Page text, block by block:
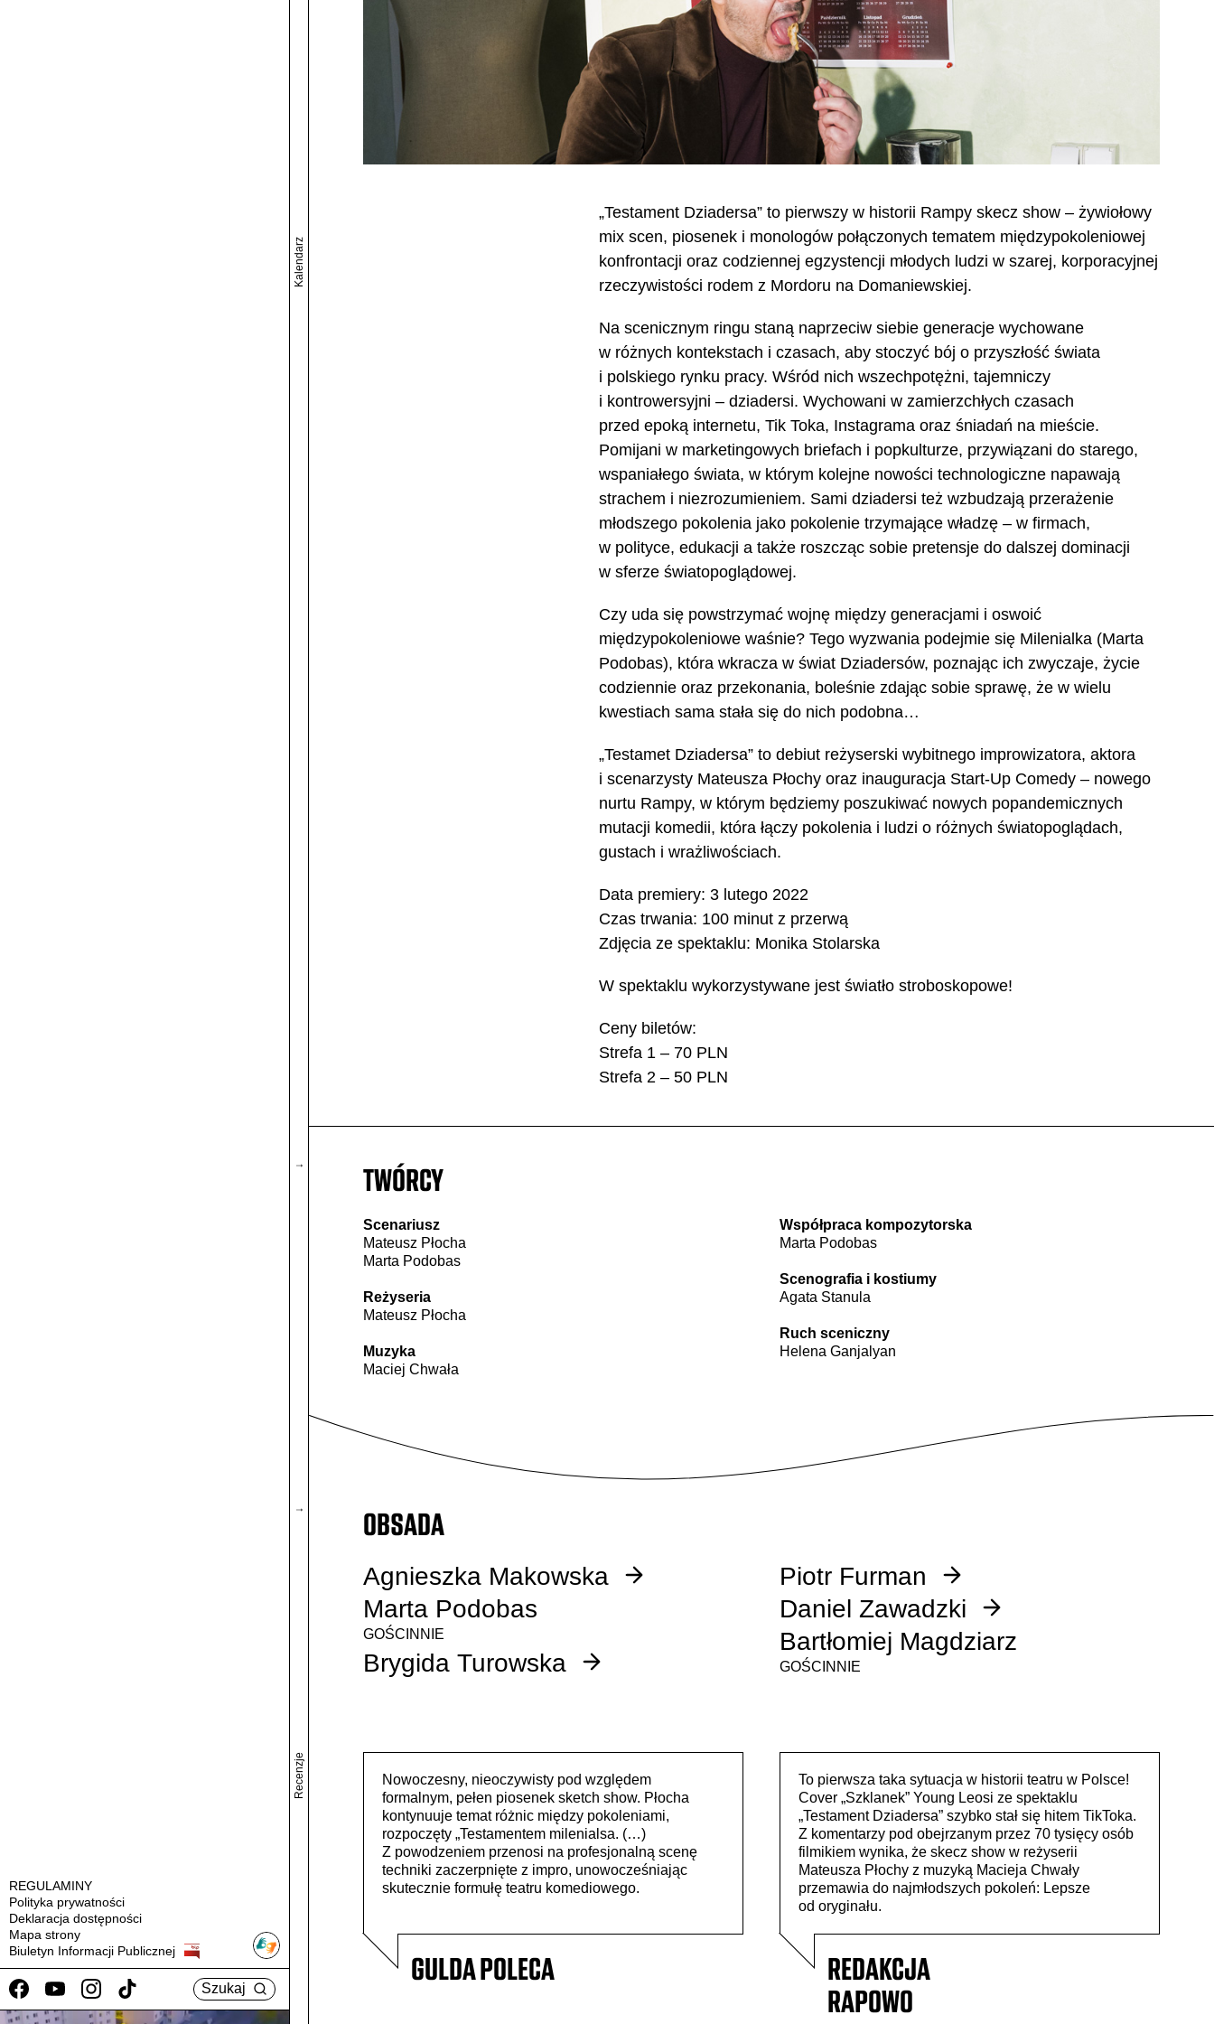
REGULAMINY
Polityka prywatności
Deklaracja dostępności
Mapa strony
Biuletyn Informacji Publicznej
Szukaj
Kalendarz
„Testament Dziadersa” to pierwszy w historii Rampy skecz show – żywiołowy
mix scen, piosenek i monologów połączonych tematem międzypokoleniowej
konfrontacji oraz codziennej egzystencji młodych ludzi w szarej, korporacyjnej
rzeczywistości rodem z Mordoru na Domaniewskiej.
Na scenicznym ringu staną naprzeciw siebie generacje wychowane
w różnych kontekstach i czasach, aby stoczyć bój o przyszłość świata
i polskiego rynku pracy. Wśród nich wszechpotężni, tajemniczy
i kontrowersyjni – dziadersi. Wychowani w zamierzchłych czasach
przed epoką internetu, Tik Toka, Instagrama oraz śniadań na mieście.
Pomijani w marketingowych briefach i popkulturze, przywiązani do starego,
wspaniałego świata, w którym kolejne nowości technologiczne napawają
strachem i niezrozumieniem. Sami dziadersi też wzbudzają przerażenie
młodszego pokolenia jako pokolenie trzymające władzę – w firmach,
w polityce, edukacji a także roszcząc sobie pretensje do dalszej dominacji
w sferze światopoglądowej.
Czy uda się powstrzymać wojnę między generacjami i oswoić
międzypokoleniowe waśnie? Tego wyzwania podejmie się Milenialka (Marta
Podobas), która wkracza w świat Dziadersów, poznając ich zwyczaje, życie
codziennie oraz przekonania, boleśnie zdając sobie sprawę, że w wielu
kwestiach sama stała się do nich podobna…
„Testamet Dziadersa” to debiut reżyserski wybitnego improwizatora, aktora
i scenarzysty Mateusza Płochy oraz inauguracja Start-Up Comedy – nowego
nurtu Rampy, w którym będziemy poszukiwać nowych popandemicznych
mutacji komedii, która łączy pokolenia i ludzi o różnych światopoglądach,
gustach i wrażliwościach.
Data premiery: 3 lutego 2022
Czas trwania: 100 minut z przerwą
Zdjęcia ze spektaklu: Monika Stolarska
W spektaklu wykorzystywane jest światło stroboskopowe!
Ceny biletów:
Strefa 1 – 70 PLN
Strefa 2 – 50 PLN
↓ TWÓRCY
Scenariusz
Mateusz Płocha
Marta Podobas
Reżyseria
Mateusz Płocha
Muzyka
Maciej Chwała
Współpraca kompozytorska
Marta Podobas
Scenografia i kostiumy
Agata Stanula
Ruch sceniczny
Helena Ganjalyan
↓ OBSADA
Agnieszka Makowska
Marta Podobas
GOŚCINNIE
Brygida Turowska
Piotr Furman
Daniel Zawadzki
Bartłomiej Magdziarz
GOŚCINNIE
Recenzje
Nowoczesny, nieoczywisty pod względem
formalnym, pełen piosenek sketch show. Płocha
kontynuuje temat różnic między pokoleniami,
rozpoczęty „Testamentem milenialsa. (…)
Z powodzeniem przenosi na profesjonalną scenę
techniki zaczerpnięte z impro, unowocześniając
skutecznie formułę teatru komediowego.
GULDA POLECA
To pierwsza taka sytuacja w historii teatru w Polsce!
Cover „Szklanek” Young Leosi ze spektaklu
„Testament Dziadersa” szybko stał się hitem TikToka.
Z komentarzy pod obejrzanym przez 70 tysięcy osób
filmikiem wynika, że skecz show w reżyserii
Mateusza Płochy z muzyką Macieja Chwały
przemawia do najmłodszych pokoleń: Lepsze
od oryginału.
REDAKCJA
RAPOWO